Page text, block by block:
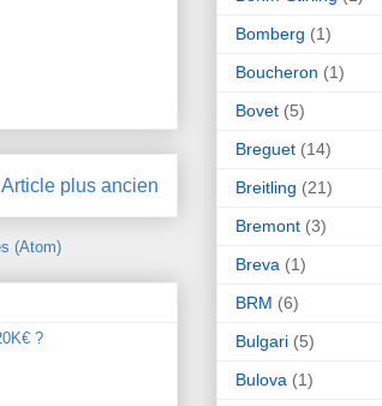
Article plus ancien
(Atom)
?
Bomberg (1)
Boucheron (1)
Bovet (5)
Breguet (14)
Breitling (21)
Bremont (3)
Breva (1)
BRM (6)
Bulgari (5)
Bulova (1)